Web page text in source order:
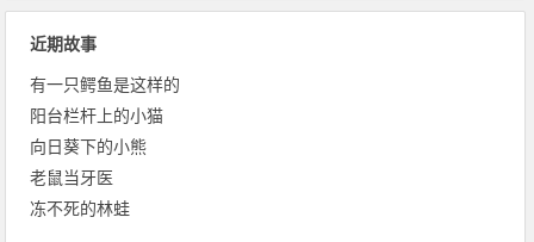
近期故事
有一只鳄鱼是这样的
阳台栏杆上的小猫
向日葵下的小熊
老鼠当牙医
冻不死的林蛙